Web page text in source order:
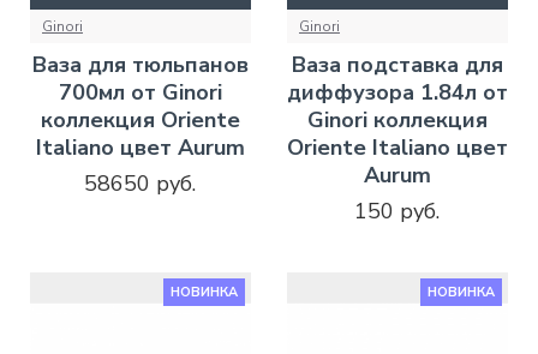
Ginori
Ваза для тюльпанов
700мл от Ginori
коллекция Oriente
Italiano цвет Aurum
58650 руб.
Ginori
Ваза подставка для
диффузора 1.84л от
Ginori коллекция
Oriente Italiano цвет
Aurum
150 руб.
НОВИНКА НОВИНКА